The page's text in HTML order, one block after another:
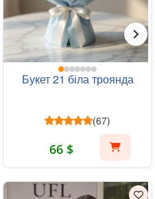
Букет 21 біла троянда
(67)
66 $